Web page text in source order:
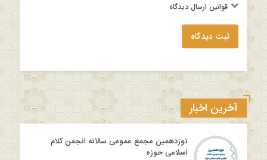
قوانین ارسال دیدگاه
ثبت دیدگاه
آخرین اخبار
نوزدهمین مجمع عمومی سالانه انجمن کلام
اسلامی حوزه